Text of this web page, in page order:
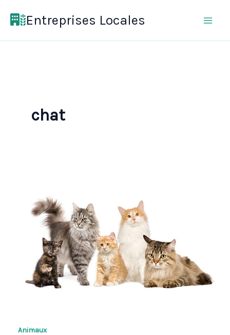
Entreprises Locales
chat
Animaux